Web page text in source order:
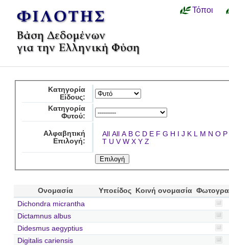
Τόποι
Κατηγορία
Είδους:
Κατηγορία
Φυτού:
Αλφαβητική
Επιλογή:
All All A B C D E F G H I J K L M N O P
T U V W X Y Z
Ονομασία Υποείδος Κοινή ονομασία
Dichondra micrantha
Dictamnus albus
Didesmus aegyptius
Digitalis cariensis